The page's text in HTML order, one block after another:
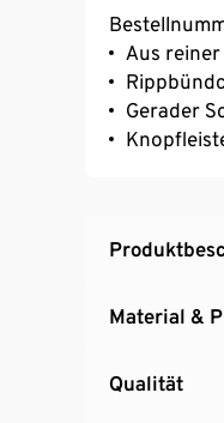
Aus
Gerader
Material &
Qualität